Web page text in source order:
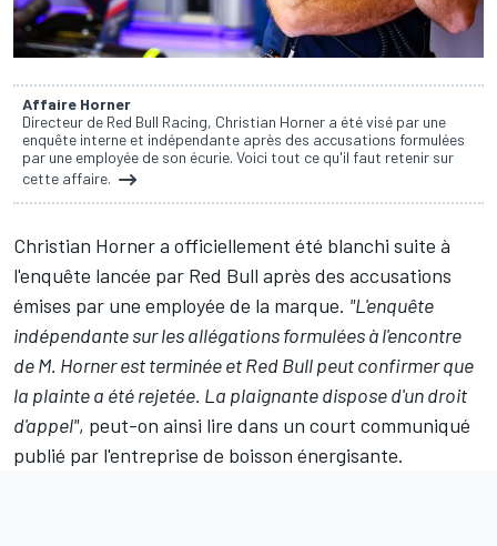
Affaire Horner
Directeur de Red Bull Racing, Christian Horner a été visé par une
enquête interne et indépendante après des accusations formulées
par une employée de son écurie. Voici tout ce qu'il faut retenir sur
cette affaire.
Christian Horner a officiellement été blanchi suite à
l'enquête lancée par Red Bull après des accusations
émises par une employée de la marque. "L'enquête
indépendante sur les allégations formulées à l'encontre
de M. Horner est terminée et Red Bull peut confirmer que
la plainte a été rejetée. La plaignante dispose d'un droit
d'appel", peut-on ainsi lire dans un court communiqué
publié par l'entreprise de boisson énergisante.